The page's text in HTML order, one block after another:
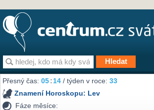
Přesný čas:05:14 / týden v roce:33
Znamení Horoskopu: Lev
Fáze měsíce: